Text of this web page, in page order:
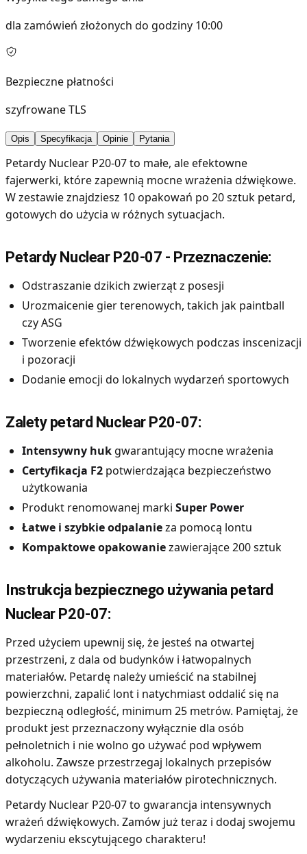
dla zamówień złożonych do godziny 10:00
Bezpieczne płatności
szyfrowane TLS
Opis Specyfikacja Opinie Pytania
Petardy Nuclear P20-07 to małe, ale efektowne
fajerwerki, które zapewnią mocne wrażenia dźwiękowe.
W zestawie znajdziesz 10 opakowań po 20 sztuk petard,
gotowych do użycia w różnych sytuacjach.
Petardy Nuclear P20-07 - Przeznaczenie:
Odstraszanie dzikich zwierząt z posesji
Urozmaicenie gier terenowych, takich jak paintball
czy ASG
Tworzenie efektów dźwiękowych podczas inscenizacji
i pozoracji
Dodanie emocji do lokalnych wydarzeń sportowych
Zalety petard Nuclear P20-07:
Intensywny huk gwarantujący mocne wrażenia
Certyfikacja F2 potwierdzająca bezpieczeństwo
użytkowania
Produkt renomowanej marki Super Power
Łatwe i szybkie odpalanieza pomocą lontu
Kompaktowe opakowaniezawierające 200 sztuk
Instrukcja bezpiecznego używania petard
Nuclear P20-07:
Przed użyciem upewnij się, że jesteś na otwartej
przestrzeni, z dala od budynków i łatwopalnych
materiałów. Petardę należy umieścić na stabilnej
powierzchni, zapalić lont i natychmiast oddalić się na
bezpieczną odległość, minimum 25 metrów. Pamiętaj, że
produkt jest przeznaczony wyłącznie dla osób
pełnoletnich i nie wolno go używać pod wpływem
alkoholu. Zawsze przestrzegaj lokalnych przepisów
dotyczących używania materiałów pirotechnicznych.
Petardy Nuclear P20-07 to gwarancja intensywnych
wrażeń dźwiękowych. Zamów już teraz i dodaj swojemu
wydarzeniu ekscytującego charakteru!